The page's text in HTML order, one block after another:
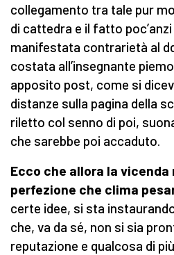
collegamento tra tale pur
di cattedra e il fatto
manifestata contrarietà al
costata all’insegnante
apposito post, come si
distanze sulla pagina della
riletto col senno di poi,
che sarebbe poi accaduto.
Ecco che allora la vicenda
perfezione che clima
certe idee, si sta
che, va da sé, non si sia
reputazione e qualcosa di